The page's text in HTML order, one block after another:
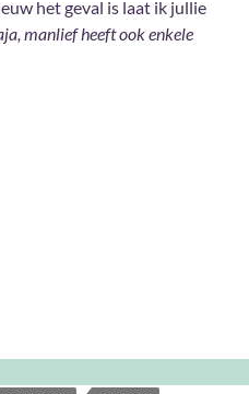
het geval is laat ik jullie
manlief heeft ook enkele